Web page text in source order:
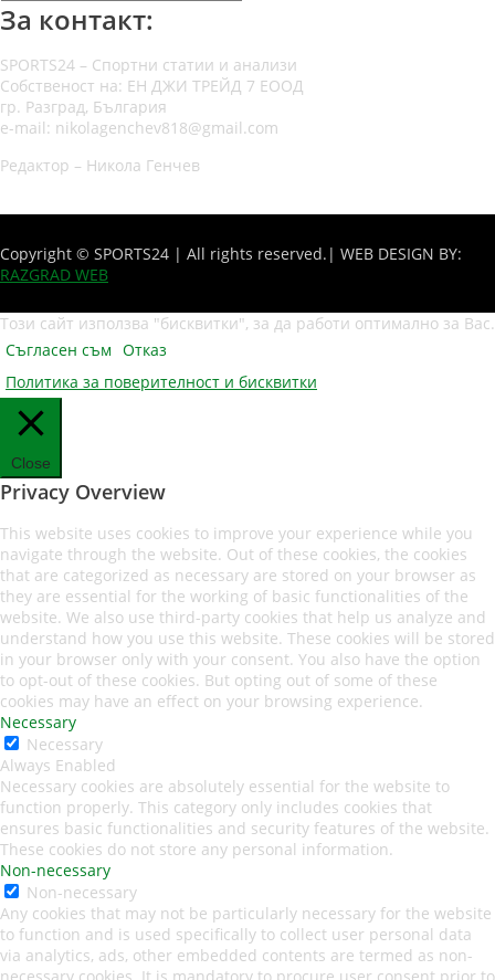
За контакт:
SPORTS24 – Спортни статии и анализи
Собственост на: ЕН ДЖИ ТРЕЙД 7 ЕООД
гр. Разград, България
e-mail: nikolagenchev818@gmail.com
Редактор – Никола Генчев
Copyright © SPORTS24 | All rights reserved. | WEB DESIGN BY:
RAZGRAD WEB
Този сайт използва "бисквитки", за да работи оптимално за Вас.
Съгласен съм Отказ
Политика за поверителност и бисквитки
Close
Privacy Overview
This website uses cookies to improve your experience while you
navigate through the website. Out of these cookies, the cookies
that are categorized as necessary are stored on your browser as
they are essential for the working of basic functionalities of the
website. We also use third-party cookies that help us analyze and
understand how you use this website. These cookies will be stored
in your browser only with your consent. You also have the option
to opt-out of these cookies. But opting out of some of these
cookies may have an effect on your browsing experience.
Necessary
Necessary
Always Enabled
Necessary cookies are absolutely essential for the website to
function properly. This category only includes cookies that
ensures basic functionalities and security features of the website.
These cookies do not store any personal information.
Non-necessary
Non-necessary
Any cookies that may not be particularly necessary for the website
to function and is used specifically to collect user personal data
via analytics, ads, other embedded contents are termed as non-